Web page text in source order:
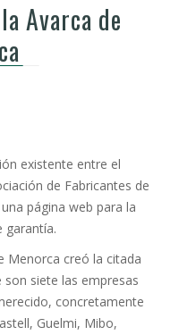
Avarca de
existente entre el
de Fabricantes de
página web para la
garantía.
Menorca creó la citada
siete las empresas
concretamente
Guelmi, Mibo,